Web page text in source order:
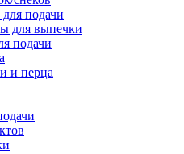
подачи
для выпечки
подачи
и перца